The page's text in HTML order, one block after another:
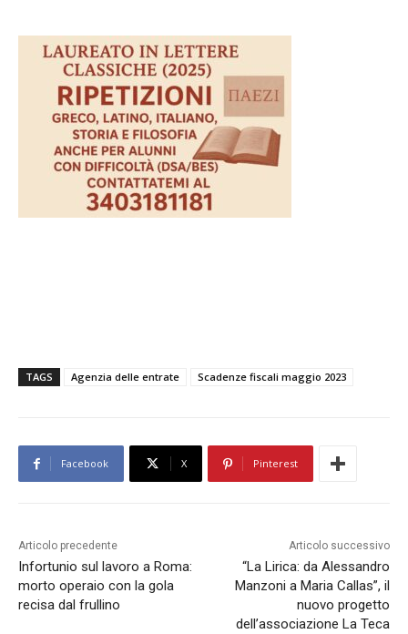
TAGS Agenzia delle entrate Scadenze fiscali maggio 2023
Facebook X Pinterest
Articolo precedente
Infortunio sul lavoro a Roma:
morto operaio con la gola
recisa dal frullino
Articolo successivo
“La Lirica: da Alessandro
Manzoni a Maria Callas”, il
nuovo progetto
dell’associazione La Teca